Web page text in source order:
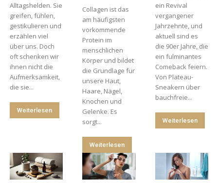
Alltagshelden. Sie
greifen, fühlen,
gestikulieren und
erzählen viel
über uns. Doch
oft schenken wir
ihnen nicht die
Aufmerksamkeit,
die sie...
Weiterlesen
Collagen ist das
am häufigsten
vorkommende
Protein im
menschlichen
Körper und bildet
die Grundlage für
unsere Haut,
Haare, Nägel,
Knochen und
Gelenke. Es
sorgt...
Weiterlesen
ein Revival
vergangener
Jahrzehnte, und
aktuell sind es
die 90er Jahre, die
ein fulminantes
Comeback feiern.
Von Plateau-
Sneakern über
bauchfreie...
Weiterlesen